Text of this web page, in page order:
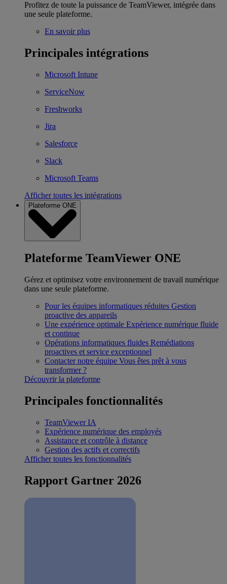
Profitez de toute la puissance de TeamViewer, intégrée dans
une seule plateforme.
En savoir plus
Principales intégrations
Microsoft Intune
ServiceNow
Freshworks
Jira
Salesforce
Slack
Microsoft Teams
Afficher toutes les intégrations
Plateforme ONE
Plateforme TeamViewer ONE
Gérez et optimisez votre environnement de travail numérique
dans une seule plateforme.
Pour les équipes informatiques réduites Gestion
proactive des appareils
Une expérience optimale Expérience numérique fluide
et continue
Opérations informatiques fluides Remédiations
proactives et service exceptionnel
Contacter notre équipe Vous êtes prêt à vous
transformer ?
Découvrir la plateforme
Principales fonctionnalités
TeamViewer IA
Expérience numérique des employés
Assistance et contrôle à distance
Gestion des actifs et correctifs
Afficher toutes les fonctionnalités
Rapport Gartner 2026